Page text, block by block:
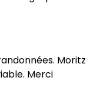
à l'arrière-pays !
et le café doit
! Et en plus, un
de lilas - que
Moritz
Merci